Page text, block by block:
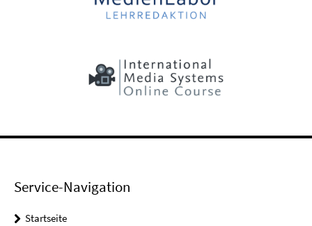
Service-Navigation
Startseite